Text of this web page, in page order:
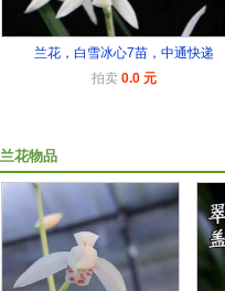
兰花，白雪冰心7苗，中通快递
拍卖 0.0 元
兰花物品